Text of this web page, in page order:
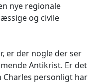
nye regionale
og civile
er der nogle der ser
Antikrist. Er det
personligt har